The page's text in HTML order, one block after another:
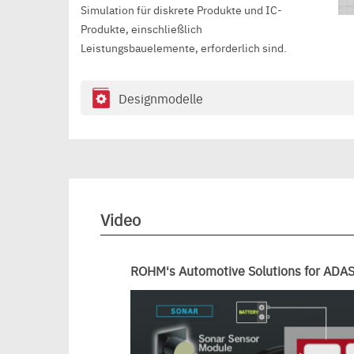
Simulation für diskrete Produkte und IC-
Produkte, einschließlich
Leistungsbauelemente, erforderlich sind.
Designmodelle
Video
ROHM's Automotive Solutions for ADAS